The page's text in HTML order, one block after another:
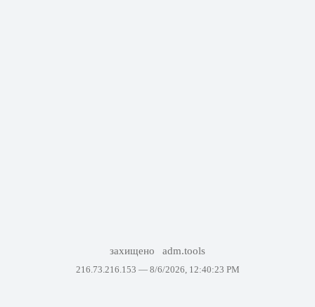
захищено adm.tools
216.73.216.153 — 8/6/2026, 12:40:23 PM